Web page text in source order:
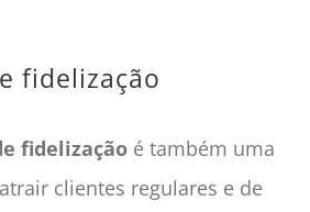
fidelização
fidelizaçãoé também uma
clientes regulares e de